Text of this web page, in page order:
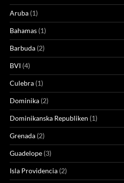
Aruba (1)
Bahamas (1)
Barbuda (2)
BVI (4)
Culebra (1)
Dominika (2)
Dominikanska Republiken (1)
Grenada (2)
Guadelope (3)
Isla Providencia (2)